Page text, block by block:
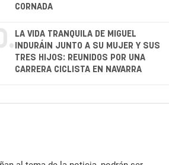
CORNADA
LA VIDA TRANQUILA DE MIGUEL
INDURÁIN JUNTO A SU MUJER Y SUS
TRES HIJOS: REUNIDOS POR UNA
CARRERA CICLISTA EN NAVARRA